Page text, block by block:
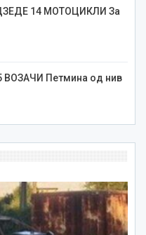
14 МОТОЦИКЛИ За
Петмина од нив